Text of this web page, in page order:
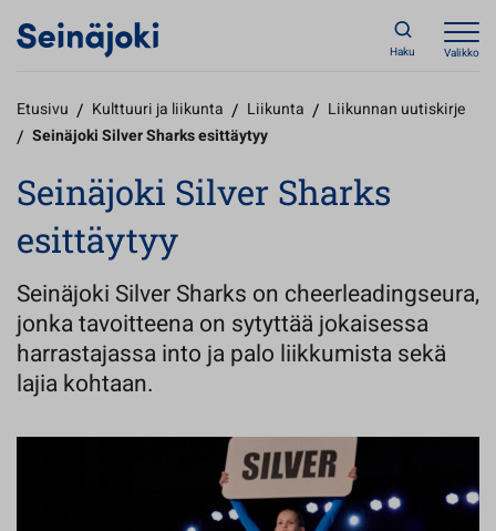
Haku Valikko
Etusivu / Kulttuuri ja liikunta / Liikunta / Liikunnan uutiskirje
/ Seinäjoki Silver Sharks esittäytyy
Seinäjoki Silver Sharks
esittäytyy
Seinäjoki Silver Sharks on cheerleadingseura,
jonka tavoitteena on sytyttää jokaisessa
harrastajassa into ja palo liikkumista sekä
lajia kohtaan.